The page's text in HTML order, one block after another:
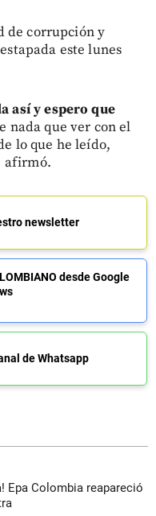
de corrupción y
este lunes
así y espero que
nada que ver con el
lo que he leído,
afirmó.
newsletter
desde Google
de Whatsapp
Epa Colombia reapareció